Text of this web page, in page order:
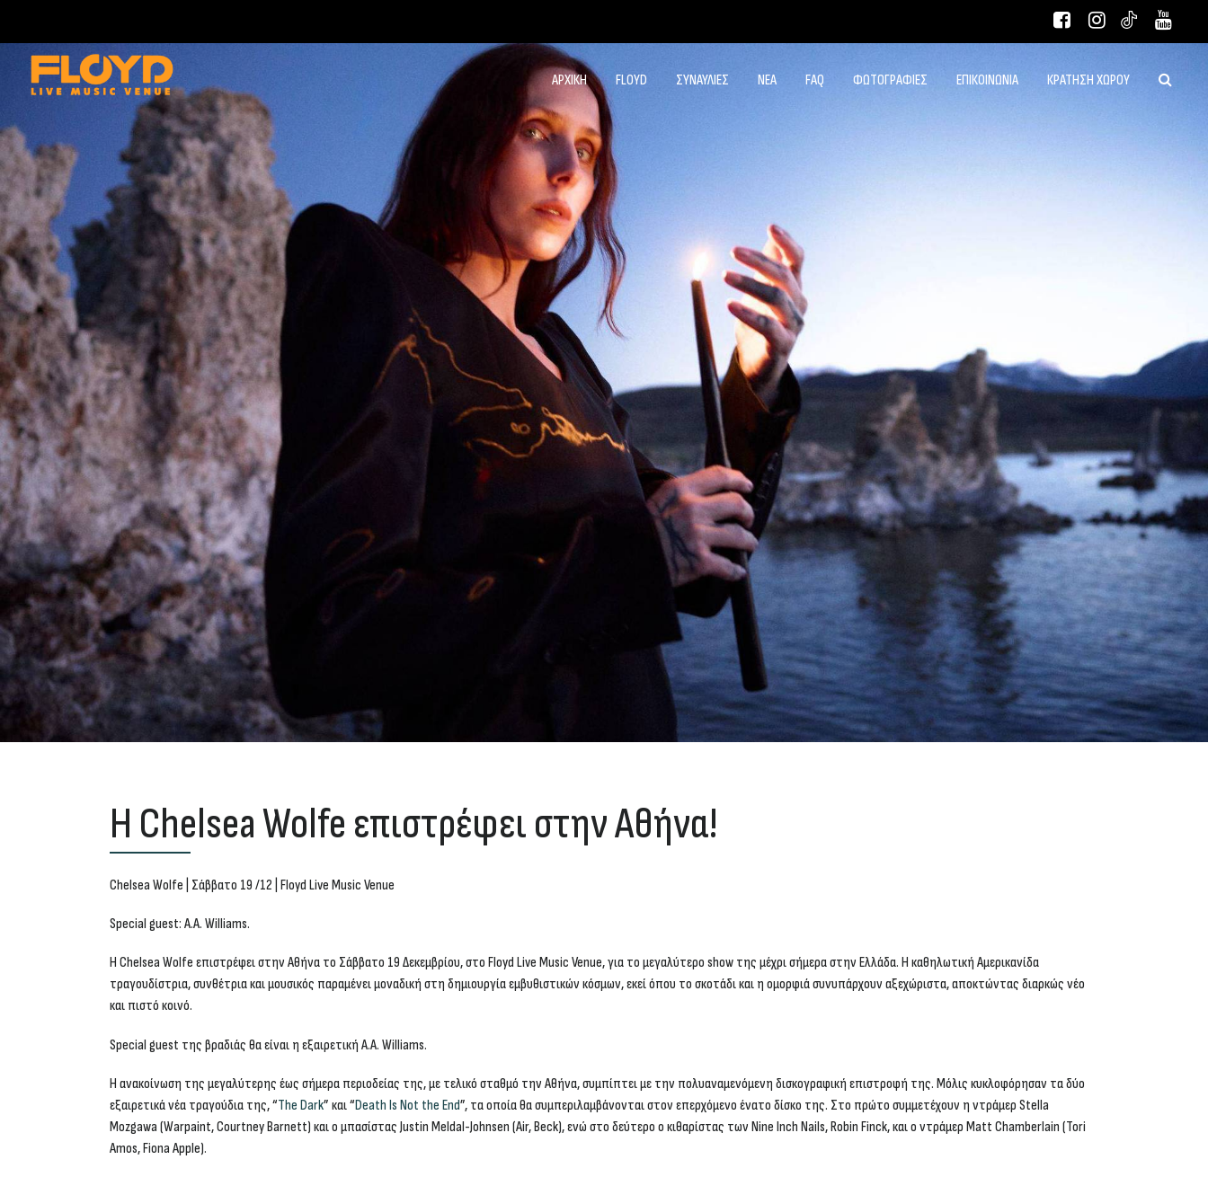
ΑΡΧΙΚΗ FLOYD ΣΥΝΑΥΛΙΕΣ ΝΕΑ FAQ ΦΩΤΟΓΡΑΦΙΕΣ ΕΠΙΚΟΙΝΩΝΙΑ ΚΡΑΤΗΣΗ ΧΩΡΟΥ
Η Chelsea Wolfe επιστρέφει στην Αθήνα!
Chelsea Wolfe | Σάββατο 19 /12 | Floyd Live Music Venue
Special guest: A.A. Williams.
Η Chelsea Wolfe επιστρέφει στην Αθήνα το Σάββατο 19 Δεκεμβρίου, στο Floyd Live Music Venue, για το μεγαλύτερο show της μέχρι σήμερα στην Ελλάδα. Η καθηλωτική Αμερικανίδα
τραγουδίστρια, συνθέτρια και μουσικός παραμένει μοναδική στη δημιουργία εμβυθιστικών κόσμων, εκεί όπου το σκοτάδι και η ομορφιά συνυπάρχουν αξεχώριστα, αποκτώντας διαρκώς νέο
και πιστό κοινό.
Special guest της βραδιάς θα είναι η εξαιρετική A.A. Williams.
Η ανακοίνωση της μεγαλύτερης έως σήμερα περιοδείας της, με τελικό σταθμό την Αθήνα, συμπίπτει με την πολυαναμενόμενη δισκογραφική επιστροφή της. Μόλις κυκλοφόρησαν τα δύο
εξαιρετικά νέα τραγούδια της, “The Dark” και “Death Is Not the End”, τα οποία θα συμπεριλαμβάνονται στον επερχόμενο ένατο δίσκο της. Στο πρώτο συμμετέχουν η ντράμερ Stella
Mozgawa (Warpaint, Courtney Barnett) και ο μπασίστας Justin Meldal-Johnsen (Air, Beck), ενώ στο δεύτερο ο κιθαρίστας των Nine Inch Nails, Robin Finck, και ο ντράμερ Matt Chamberlain (Tori
Amos, Fiona Apple).